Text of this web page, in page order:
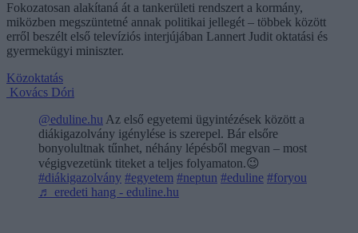
Fokozatosan alakítaná át a tankerületi rendszert a kormány,
miközben megszüntetné annak politikai jellegét – többek között
erről beszélt első televíziós interjújában Lannert Judit oktatási és
gyermekügyi miniszter.
Közoktatás
Kovács Dóri
@eduline.hu Az első egyetemi ügyintézések között a
diákigazolvány igénylése is szerepel. Bár elsőre
bonyolultnak tűnhet, néhány lépésből megvan – most
végigvezetünk titeket a teljes folyamaton.😉
#diákigazolvány #egyetem #neptun #eduline #foryou
♬ eredeti hang - eduline.hu